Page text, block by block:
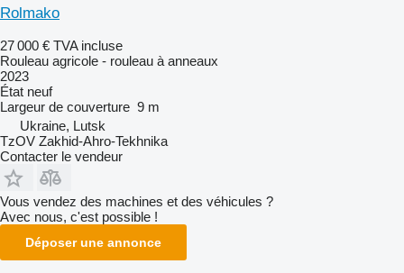
Rolmako
27 000 € TVA incluse
Rouleau agricole - rouleau à anneaux
2023
État neuf
Largeur de couverture 9 m
Ukraine, Lutsk
TzOV Zakhid-Ahro-Tekhnika
Contacter le vendeur
Vous vendez des machines et des véhicules ?
Avec nous, c'est possible !
Déposer une annonce